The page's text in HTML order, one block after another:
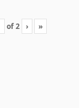
of2 › »